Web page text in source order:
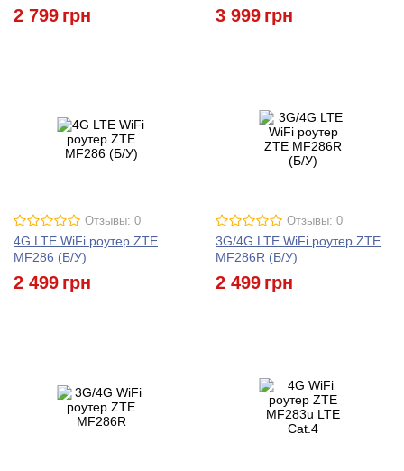
2 799 грн 3 999 грн
Отзывы: 0
4G LTE WiFi роутер ZTE
MF286 (Б/У)
2 499 грн
Отзывы: 0
3G/4G LTE WiFi роутер ZTE
MF286R (Б/У)
2 499 грн